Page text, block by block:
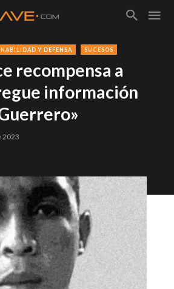
Y DEFENSA SUCESOS
recompensa a
información
2023